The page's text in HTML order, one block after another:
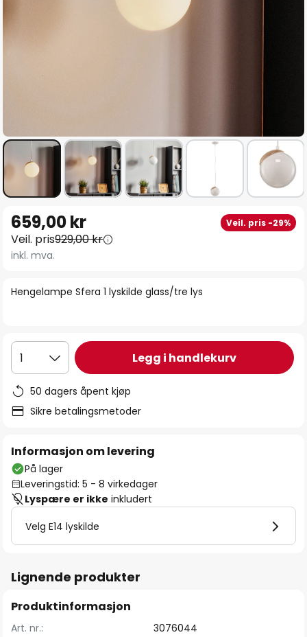
begynnelsen
av
Hengelampe Sfera 1 lyskilde glass/tre lys
659,00 kr Veil. pris -29%
Veil. pris929,00 kr
inkl. mva.
1 Legg i handlekurv
50 dagers åpent kjøp
Sikre betalingsmetoder
Informasjon om levering
På lager
Leveringstid: 5 - 8 virkedager
Lyspære er ikke inkludert
Velg E14 lyskilde
Lignende produkter
Produktinformasjon
Art. nr.: 3076044